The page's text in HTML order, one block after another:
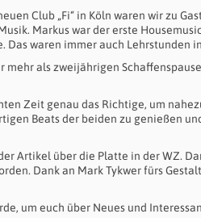
Club „Fi“ in Köln waren wir zu
Markus war der erste
waren immer auch Lehrstunden
mehr als zweijährigen
Zeit genau das Richtige, um
Beats der beiden zu genießen
Artikel über die Platte in der WZ.
Dank an Mark Tykwer fürs
um euch über Neues und